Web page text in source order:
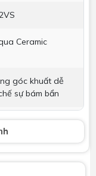
Ceramic
góc khuất dễ
sự bám bẩn